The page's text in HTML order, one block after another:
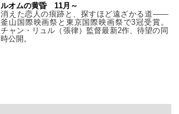
ルオムの黄昏 11月～
消えた恋人の痕跡と、探すほど遠ざかる道——
釜山国際映画祭と東京国際映画祭で3冠受賞。
チャン・リュル（張律）監督最新2作、待望の同
時公開。